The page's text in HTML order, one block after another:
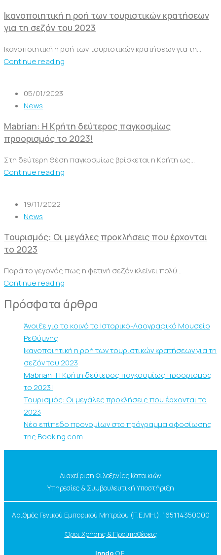
Ικανοποιητική η ροή των τουριστικών κρατήσεων
για τη σεζόν του 2023
Ικανοποιητική η ροή των τουριστικών κρατήσεων για τη...
Continue reading
05/01/2023
News
Mabrian: Η Κρήτη δεύτερος παγκοσμίως
προορισμός το 2023!
Στη δεύτερη θέση παγκοσμίως βρίσκεται η Κρήτη ως...
Continue reading
19/11/2022
News
Τουρισμός: Οι μεγάλες προκλήσεις που έρχονται
το 2023
Παρά το γεγονός πως η φετινή σεζόν κλείνει πολύ...
Continue reading
Πρόσφατα άρθρα
Άνοιξε για το κοινό το Ιστορικό-Λαογραφικό Μουσείο
Ρεθύμνης
Ικανοποιητική η ροή των τουριστικών κρατήσεων για τη
σεζόν του 2023
Mabrian: Η Κρήτη δεύτερος παγκοσμίως προορισμός
το 2023!
Τουρισμός: Οι μεγάλες προκλήσεις που έρχονται το
2023
Νέο επίπεδο προνομίων στο πρόγραμμα αφοσίωσης
της Booking.com
Διαχείριση Φιλοξενίας Κατοικιών
Υπηρεσίες & Συμβουλευτική Υποστήριξη
Αριθμός Γενικού Εμπορικού Μητρώου (Γ.Ε.ΜΗ.): 165114350000
Όροι Χρήσης & Προϋποθέσεις
Inndo O.E.